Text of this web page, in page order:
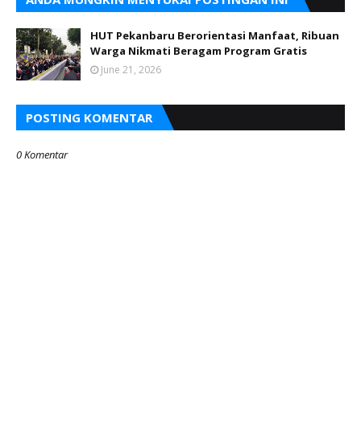
HUT Pekanbaru Berorientasi Manfaat, Ribuan
Warga Nikmati Beragam Program Gratis
June 21, 2026
POSTING KOMENTAR
0 Komentar